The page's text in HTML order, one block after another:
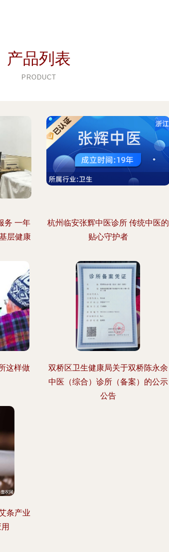
产品列表
PRODUCT
务 一年
层健康
杭州临安张辉中医诊所 传统中医的
贴心守护者
这样做
双桥区卫生健康局关于双桥陈永余
中医（综合）诊所（备案）的公示
公告
条产业